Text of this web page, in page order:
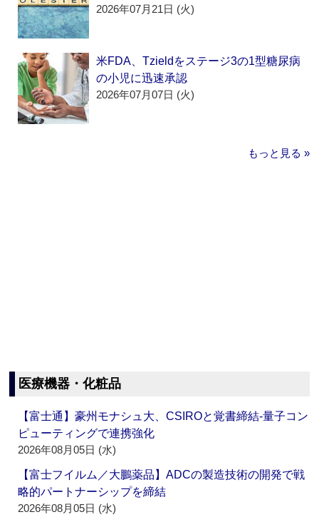
2026年07月21日 (火)
米FDA、Tzieldをステージ3の1型糖尿病
の小児に迅速承認
2026年07月07日 (火)
もっと見る »
医療機器・化粧品
【富士通】豪州モナシュ大、CSIROと覚書締結‐量子コン
ピューティングで連携強化
2026年08月05日 (水)
【富士フイルム／大鵬薬品】ADCの製造技術の開発で戦
略的パートナーシップを締結
2026年08月05日 (水)